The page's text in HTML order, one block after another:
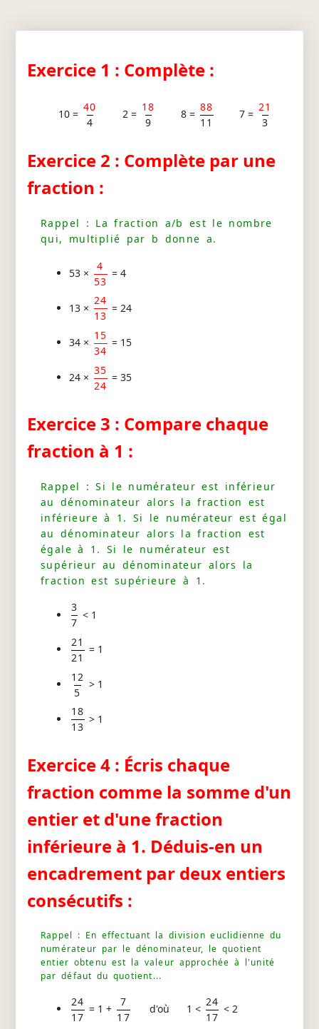
Exercice 1 : Complète :
10 =
40
4
2 =
18
9
8 =
88
11
7 =
21
3
Exercice 2 : Complète par une
fraction :
Rappel : La fraction a/b est le nombre
qui, multiplié par b donne a.
53 ×
4
53
= 4
13 ×
24
13
= 24
34 ×
15
34
= 15
24 ×
35
24
= 35
Exercice 3 : Compare chaque
fraction à 1 :
Rappel : Si le numérateur est inférieur
au dénominateur alors la fraction est
inférieure à 1. Si le numérateur est égal
au dénominateur alors la fraction est
égale à 1. Si le numérateur est
supérieur au dénominateur alors la
fraction est supérieure à 1.
3
7
< 1
21
21
= 1
12
5
> 1
18
13
> 1
Exercice 4 : Écris chaque
fraction comme la somme d'un
entier et d'une fraction
inférieure à 1. Déduis-en un
encadrement par deux entiers
consécutifs :
Rappel : En effectuant la division euclidienne du
numérateur par le dénominateur, le quotient
entier obtenu est la valeur approchée à l'unité
par défaut du quotient...
24
17
= 1 +
7
17
d'où 1 <
24
17
< 2